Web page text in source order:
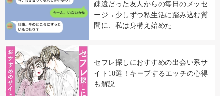
疎遠だった友人からの毎日のメッセ
ージ→少しずつ私生活に踏み込む質
問に、私は身構え始めた
セフレ探しにおすすめの出会い系サ
イト10選！キープするエッチの心得
も解説